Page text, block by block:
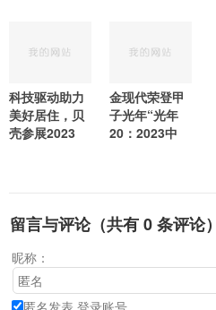
科技驱动助力
美好居住，贝
壳参展2023
金现代荣登甲
子光年“光年
20：2023中
留言与评论（共有0条评论）
昵称：
匿名发表 登录账号